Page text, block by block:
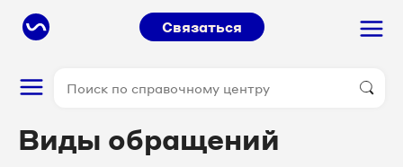
Связаться
Виды обращений